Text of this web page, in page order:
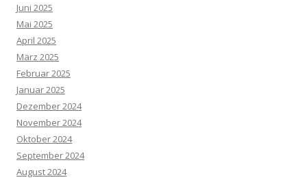
Juni 2025
Mai 2025
April 2025
März 2025
Februar 2025
Januar 2025
Dezember 2024
November 2024
Oktober 2024
September 2024
August 2024